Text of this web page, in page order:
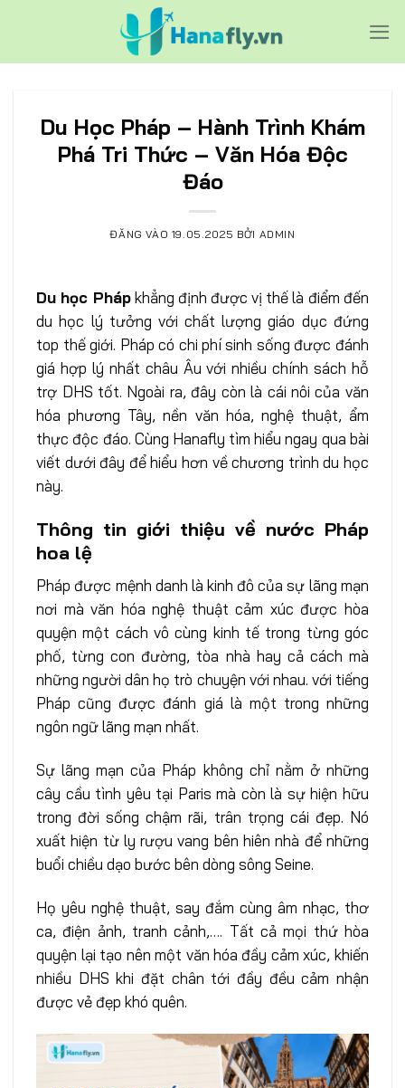
Du Học Pháp – Hành Trình Khám
Phá Tri Thức – Văn Hóa Độc
Đáo
ĐĂNG VÀO 19.05.2025 BỞI ADMIN
Du học Phápkhẳng định được vị thế là điểm đến
du học lý tưởng với chất lượng giáo dục đứng
top thế giới. Pháp có chi phí sinh sống được đánh
giá hợp lý nhất châu Âu với nhiều chính sách hỗ
trợ DHS tốt. Ngoài ra, đây còn là cái nôi của văn
hóa phương Tây, nền văn hóa, nghệ thuật, ẩm
thực độc đáo. Cùng Hanafly tìm hiểu ngay qua bài
viết dưới đây để hiểu hơn về chương trình du học
này.
Thông tin giới thiệu về nước Pháp
hoa lệ
Pháp được mệnh danh là kinh đô của sự lãng mạn
nơi mà văn hóa nghệ thuật cảm xúc được hòa
quyện một cách vô cùng kinh tế trong từng góc
phố, từng con đường, tòa nhà hay cả cách mà
những người dân họ trò chuyện với nhau. với tiếng
Pháp cũng được đánh giá là một trong những
ngôn ngữ lãng mạn nhất.
Sự lãng mạn của Pháp không chỉ nằm ở những
cây cầu tình yêu tại Paris mà còn là sự hiện hữu
trong đời sống chậm rãi, trân trọng cái đẹp. Nó
xuất hiện từ ly rượu vang bên hiên nhà để những
buổi chiều dạo bước bên dòng sông Seine.
Họ yêu nghệ thuật, say đắm cùng âm nhạc, thơ
ca, điện ảnh, tranh cảnh,…. Tất cả mọi thứ hòa
quyện lại tạo nên một văn hóa đầy cảm xúc, khiến
nhiều DHS khi đặt chân tới đầy đều cảm nhận
được vẻ đẹp khó quên.